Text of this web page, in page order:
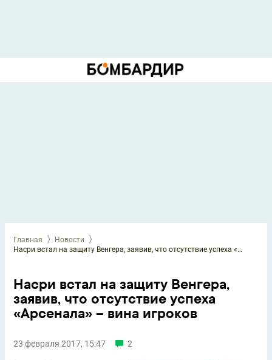
Главная
Новости
Насри встал на защиту Венгера, заявив, что отсутствие успеха «Арсенала» – вина игроков
Насри встал на защиту Венгера,
заявив, что отсутствие успеха
«Арсенала» – вина игроков
23 февраля 2017, 15:47 2